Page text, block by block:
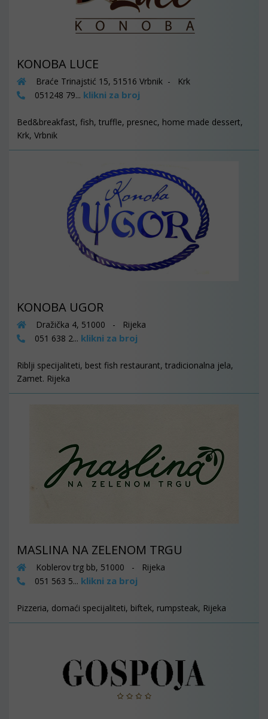
KONOBA LUCE
Braće Trinajstić 15, 51516 Vrbnik - Krk
051248 79... klikni za broj
Bed&breakfast, fish, truffle, presnec, home made dessert,
Krk, Vrbnik
KONOBA UGOR
Dražička 4, 51000 - Rijeka
051 638 2... klikni za broj
Riblji specijaliteti, best fish restaurant, tradicionalna jela,
Zamet. Rijeka
MASLINA NA ZELENOM TRGU
Koblerov trg bb, 51000 - Rijeka
051 563 5... klikni za broj
Pizzeria, domaći specijaliteti, biftek, rumpsteak, Rijeka